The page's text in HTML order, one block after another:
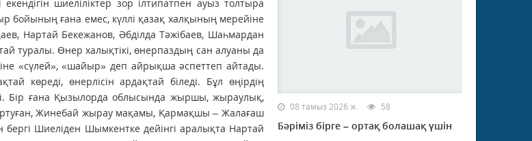
08 тамыз 2026 ж. 58
Бәріміз бірге – ортақ болашақ үшін